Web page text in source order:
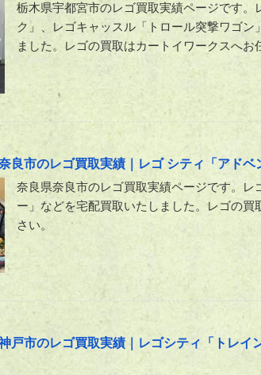
栃木県宇都宮市のレゴ買取実績ページです。
ク」、レゴキャッスル「トロール突撃ワゴ
ました。レゴの買取はカートイワークスへお
良市のレゴ買取実績｜レゴ シティ「アド
奈良県奈良市のレゴ買取実績ページです。レ
ー」などを宅配買取いたしました。レゴの
さい。
神戸市のレゴ買取実績｜レゴシティ「トレ